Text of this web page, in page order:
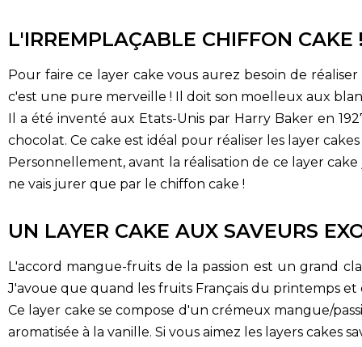
L'IRREMPLAÇABLE CHIFFON CAKE
Pour faire ce layer cake vous aurez besoin de
c'est une pure merveille ! Il doit son moelleux aux
Il a été inventé aux Etats-Unis par Harry Baker en
chocolat. Ce cake est idéal pour réaliser les layer
Personnellement, avant la réalisation de ce layer
ne vais jurer que par le chiffon cake !
UN LAYER CAKE AUX SAVEURS
L'accord mangue-fruits de la passion est un grand
J'avoue que quand les fruits Français du printemps
Ce layer cake se compose d'un crémeux mangue/
aromatisée à la vanille. Si vous aimez les layers cakes